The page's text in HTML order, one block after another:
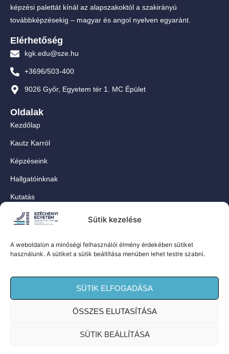
Sütik kezelése
A weboldalon a minőségi felhasználói élmény érdekében sütiket
használunk. A sütiket a sütik beállítása menüben lehet testre szabni.
SÜTIK ELFOGADÁSA
ÖSSZES ELUTASÍTÁSA
SÜTIK BEÁLLÍTÁSA
képzési palettát kínál az alapszakoktól a szakirányú
továbbképzésekig – magyar és angol nyelven egyaránt.
Elérhetőség
kgk.edu@sze.hu
+3696/503-400
9026 Győr, Egyetem tér 1. MC Épület
Oldalak
Kezdőlap
Kautz Karról
Képzéseink
Hallgatóinknak
Kutatás
Munkatársainknak
For Our International Students